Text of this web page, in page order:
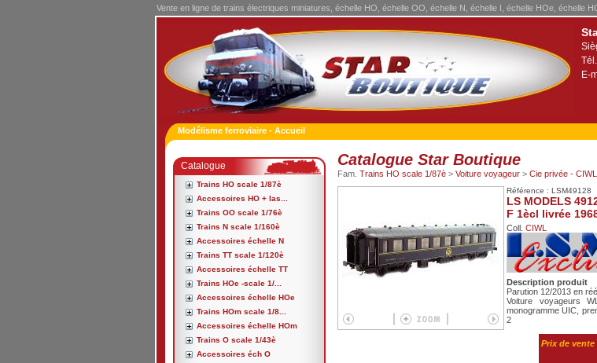
Vente en ligne de trains électriques miniatures, échelle HO, échelle OO, échelle N, échelle I, échelle HOe, échelle
E-
Modélisme ferroviaire - Accueil
Catalogue
Trains HO scale 1/87è
Accessoires HO + las...
Trains OO scale 1/76è
Trains N scale 1/160è
Accessoires échelle N
Trains TT scale 1/120è
Accessoires échelle TT
Trains HOe -scale 1/...
Accessoires échelle HOe
Trains HOm scale 1/8...
Accessoires échelle HOm
Trains O scale 1/43è
Accessoires éch O
Catalogue Star Boutique
Fam. Trains HO scale 1/87è > Voiture voyageur > Cie privée - CIWL
Référence : LSM49128
LS MODELS
F 1ècl livrée
Coll. CIWL
Description produit
Parution 12/2013 en
Voiture voyageurs
monogramme UIC,
2
Prix de vente